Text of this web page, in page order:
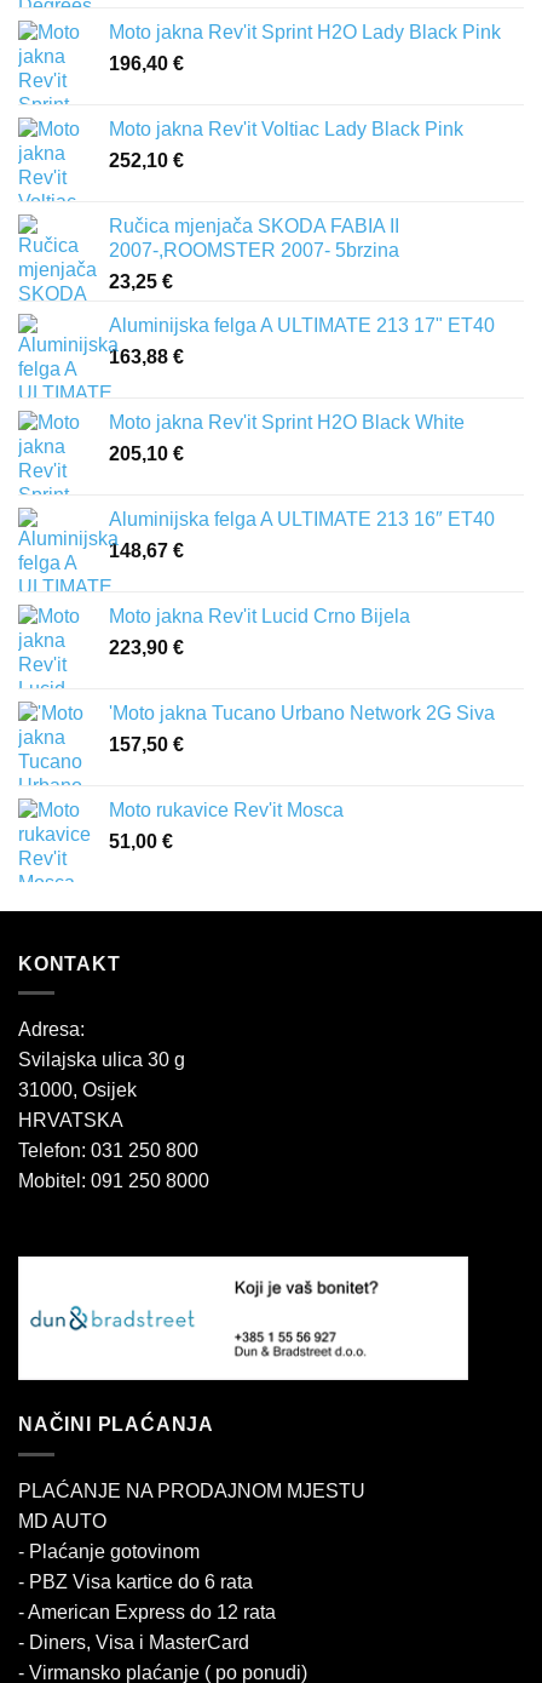
Moto jakna Rev'it Sprint H2O Lady Black Pink
196,40 €
Moto jakna Rev'it Voltiac Lady Black Pink
252,10 €
Ručica mjenjača SKODA FABIA II
2007-,ROOMSTER 2007- 5brzina
23,25 €
Aluminijska felga A ULTIMATE 213 17" ET40
163,88 €
Moto jakna Rev'it Sprint H2O Black White
205,10 €
Aluminijska felga A ULTIMATE 213 16″ ET40
148,67 €
Moto jakna Rev'it Lucid Crno Bijela
223,90 €
'Moto jakna Tucano Urbano Network 2G Siva
157,50 €
Moto rukavice Rev'it Mosca
51,00 €
KONTAKT
Adresa:
Svilajska ulica 30 g
31000, Osijek
HRVATSKA
Telefon: 031 250 800
Mobitel: 091 250 8000
NAČINI PLAĆANJA
PLAĆANJE NA PRODAJNOM MJESTU
MD AUTO
- Plaćanje gotovinom
- PBZ Visa kartice do 6 rata
- American Express do 12 rata
- Diners, Visa i MasterCard
- Virmansko plaćanje ( po ponudi)